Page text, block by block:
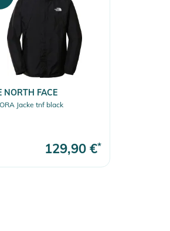
NORTH FACE
Jacke tnf black
129,90 €*